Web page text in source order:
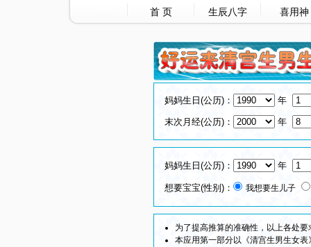
首 页 生辰八字 喜用神
妈妈生日(公历)： 年
末次月经(公历)： 年
妈妈生日(公历)： 年
想要宝宝(性别)： 我想要生儿子
为了提高推算的准确性，以上各处
本应用第一部分以《清宫生男生女